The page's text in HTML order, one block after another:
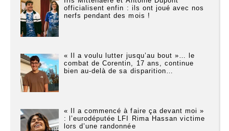
officialisent enfin : ils ont joué avec nos
nerfs pendant des mois !
« Il a voulu lutter jusqu’au bout »… le
combat de Corentin, 17 ans, continue
bien au-delà de sa disparition…
« Il a commencé à faire ça devant moi »
: l’eurodéputée LFI Rima Hassan victime
lors d’une randonnée